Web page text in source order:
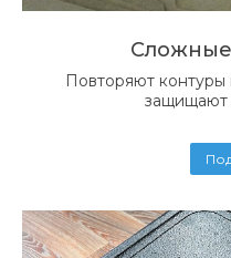
Повторяют контуры
защищают